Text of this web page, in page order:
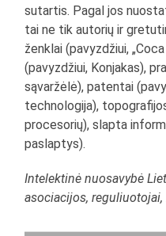
sutartis. Pagal jos
tai ne tik autorių ir
ženklai (pavyzdžiui,
(pavyzdžiui, Konjakas),
sąvaržėlė), patentai
technologija),
procesorių), slapta
paslaptys).
Intelektinė nuosavybė
asociacijos, reguliuotojai,